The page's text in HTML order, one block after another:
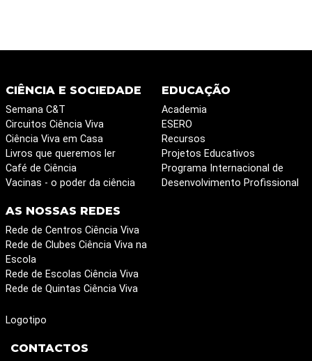
CIÊNCIA E SOCIEDADE
Semana C&T
Circuitos Ciência Viva
Ciência Viva em Casa
Livros que queremos ler
Café de Ciência
Vacinas - o poder da ciência
EDUCAÇÃO
Academia
ESERO
Recursos
Projetos Educativos
Programa Internacional de
Desenvolvimento Profissional
AS NOSSAS REDES
Rede de Centros Ciência Viva
Rede de Clubes Ciência Viva na
Escola
Rede de Escolas Ciência Viva
Rede de Quintas Ciência Viva
Logotipo
CONTACTOS